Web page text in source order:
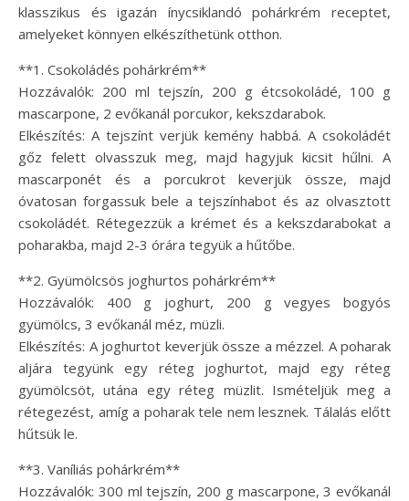
klasszikus és igazán ínycsiklandó pohárkrém receptet,
amelyeket könnyen elkészíthetünk otthon.
**1. Csokoládés pohárkrém**
Hozzávalók: 200 ml tejszín, 200 g étcsokoládé, 100 g
mascarpone, 2 evőkanál porcukor, kekszdarabok.
Elkészítés: A tejszínt verjük kemény habbá. A csokoládét
gőz felett olvasszuk meg, majd hagyjuk kicsit hűlni. A
mascarponét és a porcukrot keverjük össze, majd
óvatosan forgassuk bele a tejszínhabot és az olvasztott
csokoládét. Rétegezzük a krémet és a kekszdarabokat a
poharakba, majd 2-3 órára tegyük a hűtőbe.
**2. Gyümölcsös joghurtos pohárkrém**
Hozzávalók: 400 g joghurt, 200 g vegyes bogyós
gyümölcs, 3 evőkanál méz, müzli.
Elkészítés: A joghurtot keverjük össze a mézzel. A poharak
aljára tegyünk egy réteg joghurtot, majd egy réteg
gyümölcsöt, utána egy réteg müzlit. Ismételjük meg a
rétegezést, amíg a poharak tele nem lesznek. Tálalás előtt
hűtsük le.
**3. Vaníliás pohárkrém**
Hozzávalók: 300 ml tejszín, 200 g mascarpone, 3 evőkanál